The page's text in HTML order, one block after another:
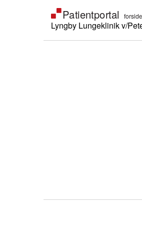
Lyngby Lungeklinik v/